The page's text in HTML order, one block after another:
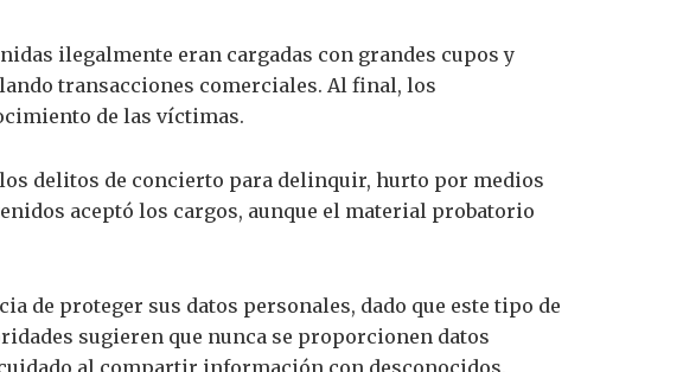
ilegalmente eran cargadas con grandes cupos y
transacciones comerciales. Al final, los
de las víctimas.
delitos de concierto para delinquir, hurto por medios
aceptó los cargos, aunque el material probatorio
de proteger sus datos personales, dado que este tipo de
sugieren que nunca se proporcionen datos
al compartir información con desconocidos,